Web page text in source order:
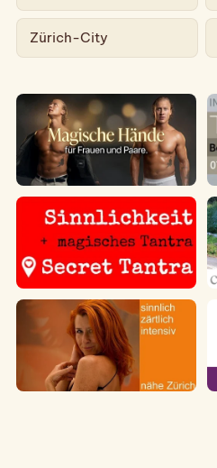
Zürich-City